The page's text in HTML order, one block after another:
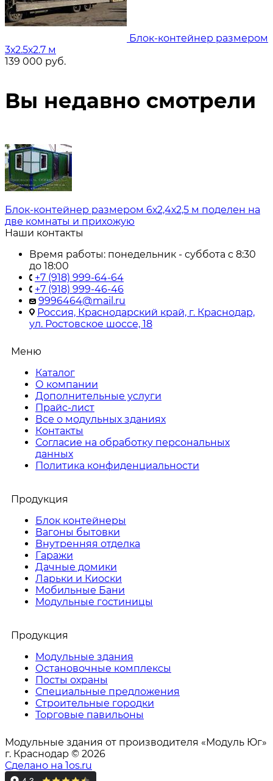
Блок-контейнер размером
3х2.5х2.7 м
139 000 руб.
Вы недавно смотрели
Блок-контейнер размером 6х2,4х2,5 м поделен на
две комнаты и прихожую
Наши контакты
Время работы: понедельник - суббота с 8:30
до 18:00
+7 (918) 999-64-64
+7 (918) 999-46-46
9996464@mail.ru
Россия, Краснодарский край, г. Краснодар,
ул. Ростовское шоссе, 18
Меню
Каталог
О компании
Дополнительные услуги
Прайс-лист
Все о модульных зданиях
Контакты
Согласие на обработку персональных
данных
Политика конфиденциальности
Продукция
Блок контейнеры
Вагоны бытовки
Внутренняя отделка
Гаражи
Дачные домики
Ларьки и Киоски
Мобильные Бани
Модульные гостиницы
Продукция
Модульные здания
Остановочные комплексы
Посты охраны
Специальные предложения
Строительные городки
Торговые павильоны
Модульные здания от производителя «Модуль Юг»
г. Краснодар © 2026
Сделано на 1os.ru